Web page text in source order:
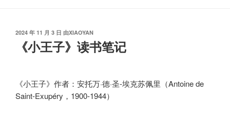
发
2024 年 11 月 3 日 由XIAOYAN
《小王子》读书笔记
《小王子》作者：安托万·德·圣-埃克苏佩里（Antoine de
Saint-Exupéry，1900-1944）